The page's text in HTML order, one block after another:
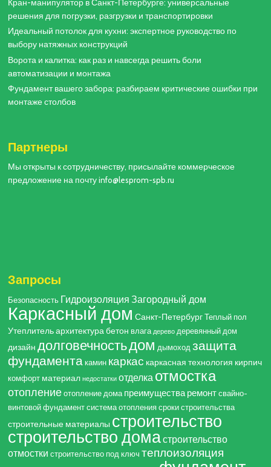
Кран-манипулятор в Санкт-Петербурге: универсальные
решения для погрузки, разгрузки и транспортировки
Идеальный потолок для кухни: экспертное руководство по
выбору натяжных конструкций
Ворота и калитка: как раз и навсегда решить боли
автоматизации и монтажа
Фундамент вашего забора: разбираем критические ошибки при
монтаже столбов
Партнеры
Мы открыты к сотрудничеству, присылайте коммерческое
предложение на почту info@lesprom-spb.ru
Запросы
Безопасность Гидроизоляция Загородный дом
Каркасный дом Санкт-Петербург Теплый пол
Утеплительархитектурабетон влага дерево деревянный дом
дизайн долговечностьдом дымоход защита
фундамента камин каркас каркасная технология кирпич
комфорт материал недостатки отделка отмостка
отопление отопление дома преимуществаремонт свайно-
винтовой фундамент система отопления сроки строительства
строительные материалы строительство
строительство домастроительство
отмостки строительство под ключ теплоизоляция